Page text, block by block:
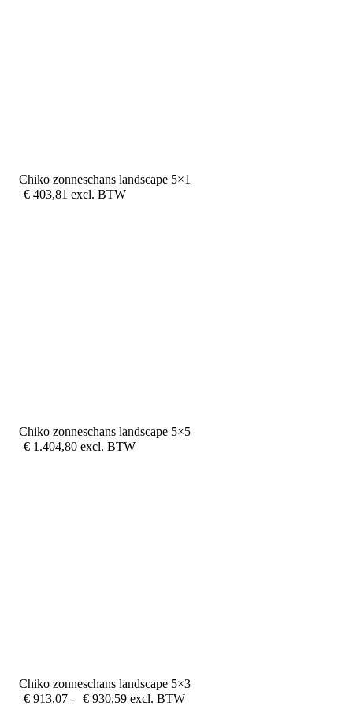
Chiko zonneschans landscape 5×1
€ 403,81 excl. BTW
Chiko zonneschans landscape 5×5
€ 1.404,80 excl. BTW
Chiko zonneschans landscape 5×3
€ 913,07 - € 930,59Prijsklasse:
excl. BTW